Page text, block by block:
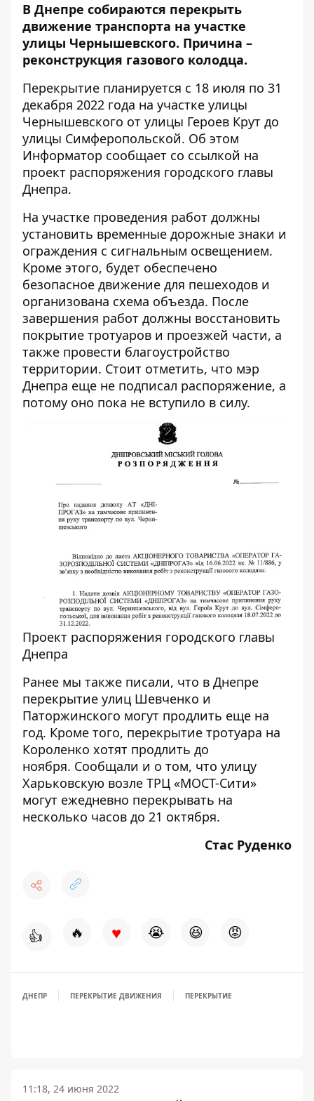
В Днепре собираются перекрыть
движение транспорта на участке
улицы Чернышевского. Причина –
реконструкция газового колодца.
Перекрытие планируется с 18 июля по 31
декабря 2022 года на участке улицы
Чернышевского от улицы Героев Крут до
улицы Симферопольской. Об этом
Информатор сообщает со ссылкой на
проект распоряжения городского главы
Днепра.
На участке проведения работ должны
установить временные дорожные знаки и
ограждения с сигнальным освещением.
Кроме этого, будет обеспечено
безопасное движение для пешеходов и
организована схема объезда. После
завершения работ должны восстановить
покрытие тротуаров и проезжей части, а
также провести благоустройство
территории. Стоит отметить, что мэр
Днепра еще не подписал распоряжение, а
потому оно пока не вступило в силу.
Проект распоряжения городского главы
Днепра
Ранее мы также писали, что в Днепре
перекрытие улиц Шевченко и
Паторжинского могут продлить еще на
год. Кроме того, перекрытие тротуара на
Короленко хотят продлить до
ноября. Сообщали и о том, что улицу
Харьковскую возле ТРЦ «МОСТ-Сити»
могут ежедневно перекрывать на
несколько часов до 21 октября.
Стас Руденко
👍 🔥 ♥ 😭 😆 😡
ДНЕПР ПЕРЕКРЫТИЕ ДВИЖЕНИЯ ПЕРЕКРЫТИЕ
11:18, 24 июня 2022